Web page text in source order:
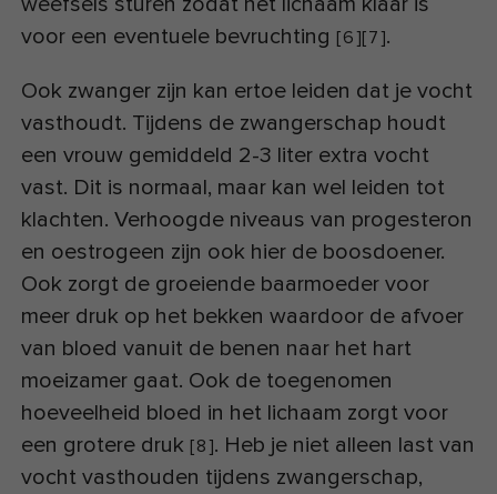
voor een eventuele bevruchting [6][7].
Ook zwanger zijn kan ertoe leiden dat je vocht
vasthoudt. Tijdens de zwangerschap houdt
een vrouw gemiddeld 2-3 liter extra vocht
vast. Dit is normaal, maar kan wel leiden tot
klachten. Verhoogde niveaus van progesteron
en oestrogeen zijn ook hier de boosdoener.
Ook zorgt de groeiende baarmoeder voor
meer druk op het bekken waardoor de afvoer
van bloed vanuit de benen naar het hart
moeizamer gaat. Ook de toegenomen
hoeveelheid bloed in het lichaam zorgt voor
een grotere druk [8]. Heb je niet alleen last van
vocht vasthouden tijdens zwangerschap,